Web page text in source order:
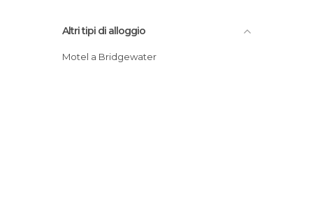
Altri tipi di alloggio
Motel a Bridgewater